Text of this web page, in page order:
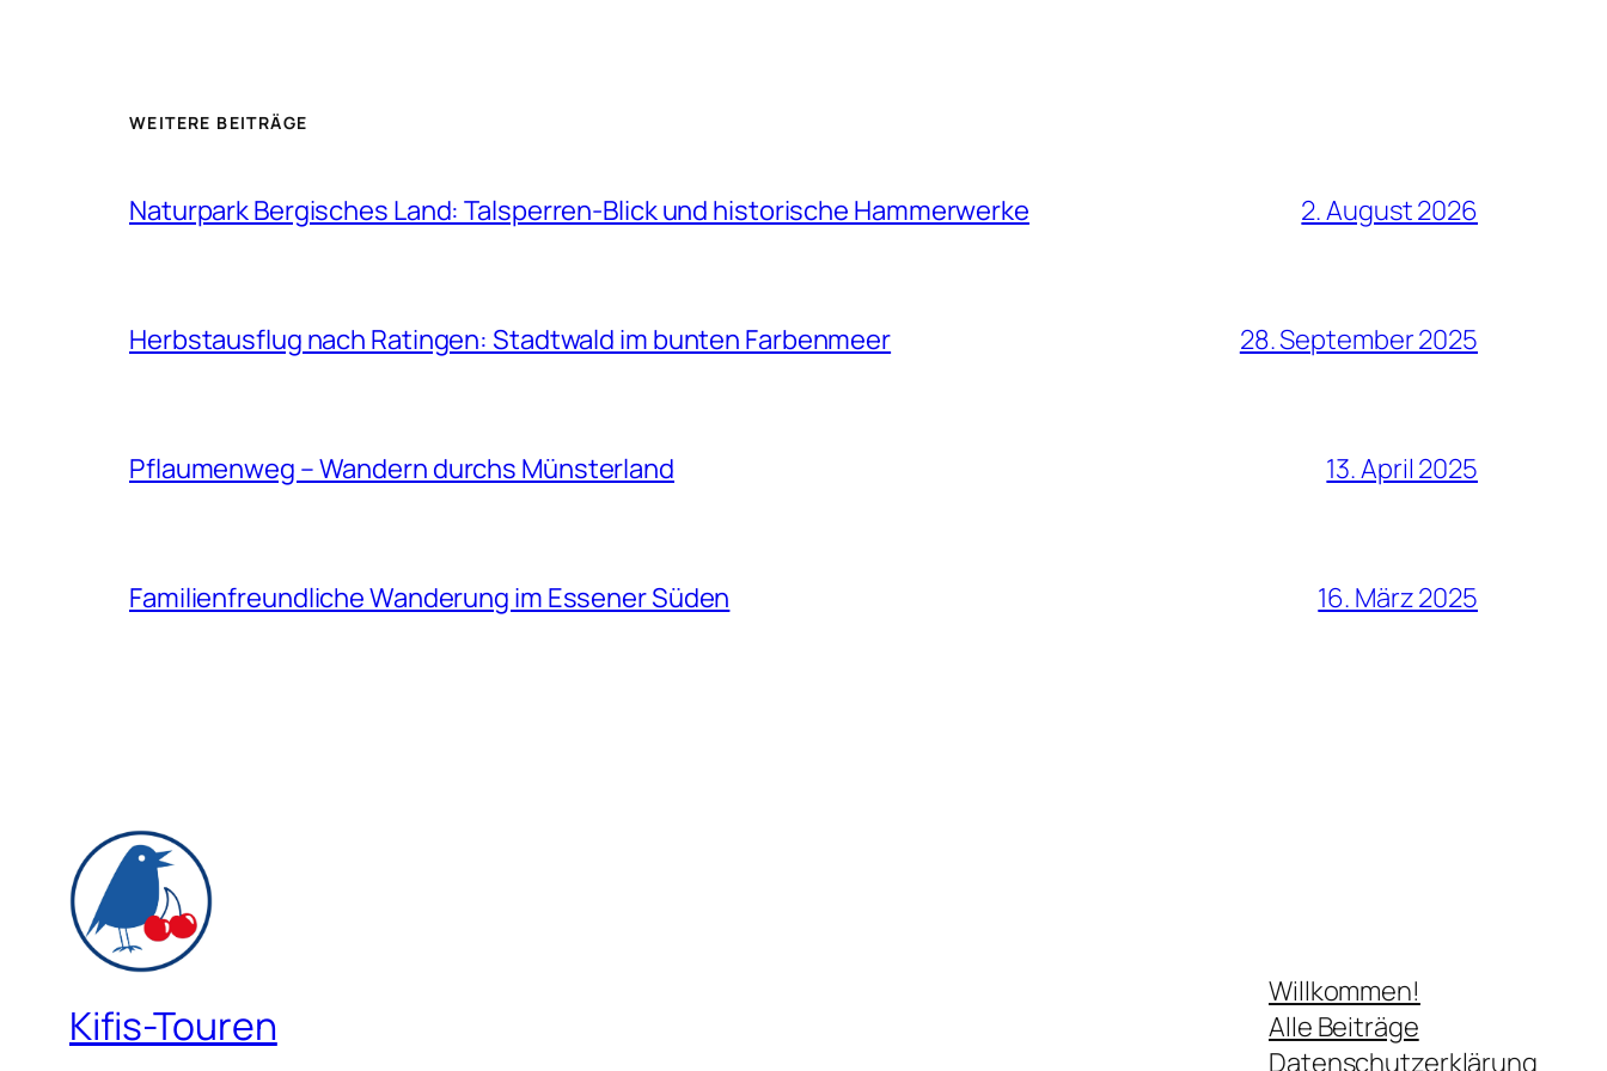
WEITERE BEITRÄGE
Naturpark Bergisches Land: Talsperren-Blick und historische Hammerwerke 2. August 2026
Herbstausflug nach Ratingen: Stadtwald im bunten Farbenmeer 28. September 2025
Pflaumenweg – Wandern durchs Münsterland 13. April 2025
Familienfreundliche Wanderung im Essener Süden 16. März 2025
Kifis-Touren
Willkommen!
Alle Beiträge
Datenschutzerklärung